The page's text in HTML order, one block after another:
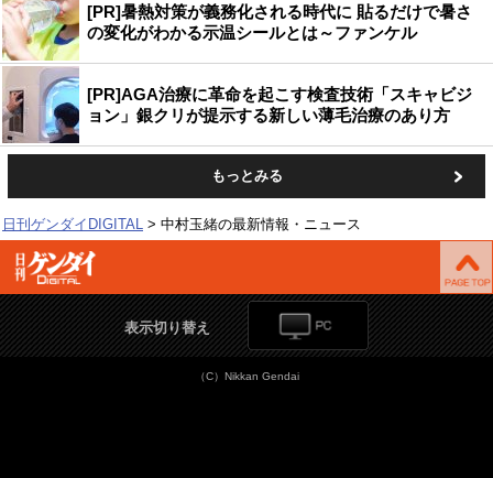
[PR]暑熱対策が義務化される時代に 貼るだけで暑さ
の変化がわかる示温シールとは～ファンケル
[PR]AGA治療に革命を起こす検査技術「スキャビジ
ョン」銀クリが提示する新しい薄毛治療のあり方
もっとみる
日刊ゲンダイDIGITAL 中村玉緒の最新情報・ニュース
表示切り替え
（C）Nikkan Gendai